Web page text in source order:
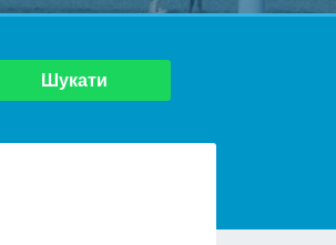
Шукати